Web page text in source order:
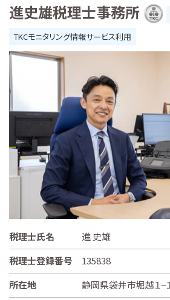
進史雄税理士事務所
TKCモニタリング情報サービス利用
税理士氏名
進 史雄
税理士登録番号
135838
所在地
静岡県袋井市堀越１−